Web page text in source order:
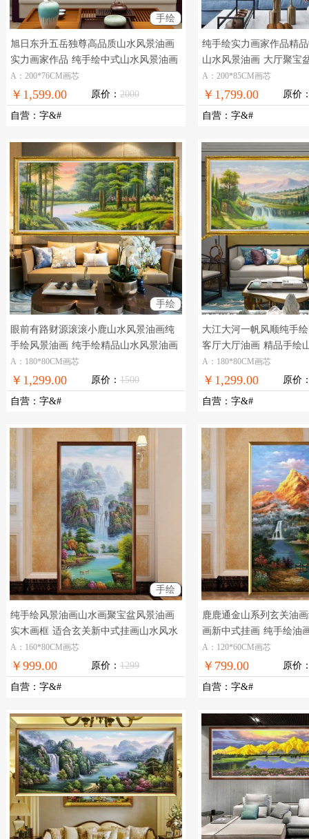
手绘
旭日东升五岳独尊高品质山水风景油画
实力画家作品 纯手绘中式山水风景油画
A：200*76CM画芯
￥1,599.00 原价： 2000
自营 ： 字&#
纯手绘实力画家作品精
山水风景油画 大厅聚宝
山水画
A：200*85CM画芯
￥1,799.00 原价
自营 ： 字&#
手绘
眼前有路财源滚滚小鹿山水风景油画纯
手绘风景油画 纯手绘精品山水风景油画
A：180*80CM画芯
￥1,299.00 原价： 1500
自营 ： 字&#
大江大河一帆风顺纯手
客厅大厅油画 精品手绘
A：180*80CM画芯
￥1,299.00 原价
自营 ： 字&#
手绘
纯手绘风景油画山水画聚宝盆风景油画
实木画框 适合玄关新中式挂画山水风水
油画
A：160*80CM画芯
￥999.00 原价： 1299
自营 ： 字&#
鹿鹿通金山系列玄关油
画新中式挂画 纯手绘油
画
A：120*60CM画芯
￥799.00 原价
自营 ： 字&#